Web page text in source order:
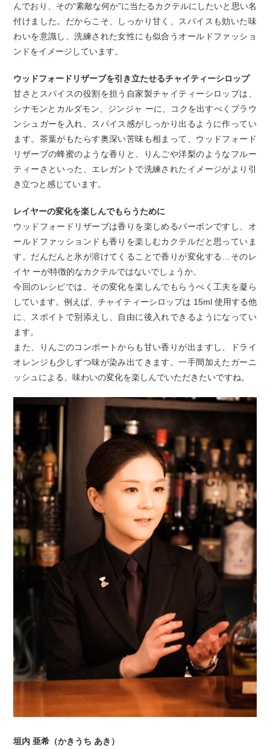
んでおり、その“素敵な何か”に当たるカクテルにしたいと思い名
付けました。だからこそ、しっかり甘く、スパイスも効いた味
わいを意識し、洗練された女性にも似合うオールドファッショ
ンドをイメージしています。
ウッドフォードリザーブを引き立たせるチャイティーシロップ
甘さとスパイスの役割を担う自家製チャイティーシロップは、
シナモンとカルダモン、ジンジャ ーに、コクを出すべくブラウ
ンシュガーを入れ、スパイス感がしっかり出るように作ってい
ます。茶葉がもたらす奥深い苦味も相まって、ウッドフォード
リザーブの蜂蜜のような香りと、りんごや洋梨のようなフルー
ティーさといった、エレガントで洗練されたイメージがより引
き立つと感じています。
レイヤーの変化を楽しんでもらうために
ウッドフォードリザーブは香りを楽しめるバーボンですし、オ
ールドファッションドも香りを楽しむカクテルだと思っていま
す。だんだんと氷が溶けてくることで香りが変化する…そのレ
イヤ ーが特徴的なカクテルではないでしょうか。
今回のレシピでは、その変化を楽しんでもらうべく工夫を凝ら
しています。例えば、チャイティーシロップは 15ml 使用する他
に、スポイトで別添えし、自由に後入れできるようになってい
ます。
また、りんごのコンポートからも甘い香りが出ますし、ドライ
オレンジも少しずつ味が染み出てきます。一手間加えたガーニ
ッシュによる、味わいの変化を楽しんでいただきたいですね。
垣内 亜希（かきうち あき）